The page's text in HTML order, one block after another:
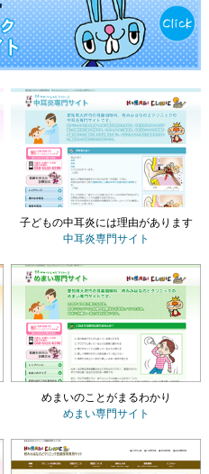
子どもの中耳炎には理由があります
中耳炎専門サイト
めまいのことがまるわかり
めまい専門サイト